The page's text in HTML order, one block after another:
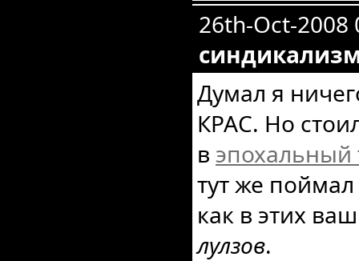
26th-Oct-2008
Думал я
КРАС. Но
в эпохальный
тут же
как в этих
лулзов.